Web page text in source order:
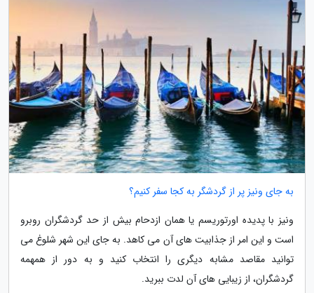
به جای ونیز پر از گردشگر به کجا سفر کنیم؟
ونیز با پدیده اورتوریسم یا همان ازدحام بیش از حد گردشگران روبرو
است و این امر از جذابیت های آن می کاهد. به جای این شهر شلوغ می
توانید مقاصد مشابه دیگری را انتخاب کنید و به دور از همهمه
گردشگران، از زیبایی های آن لدت ببرید.